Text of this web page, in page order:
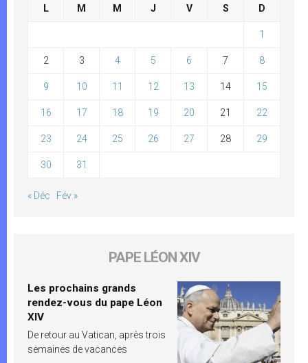
L M M J V S D
1
2 3 4 5 6 7 8
9 10 11 12 13 14 15
16 17 18 19 20 21 22
23 24 25 26 27 28 29
30 31
« Déc Fév »
PAPE LÉON XIV
Les prochains grands
rendez-vous du pape Léon
XIV
De retour au Vatican, après trois
semaines de vacances